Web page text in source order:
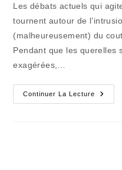
Les débats actuels qui
tournent autour de
(malheureusement) du
Pendant que les querelles
exagérées,…
Continuer La Lecture